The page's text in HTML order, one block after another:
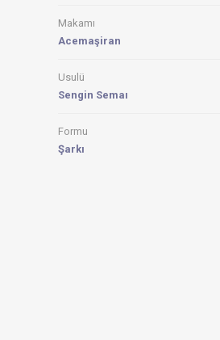
Makamı
Acemaşiran
Usulü
Sengin Semaı
Formu
Şarkı